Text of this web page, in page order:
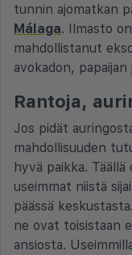
tunnin ajomatkan
Málaga. Ilmasto
mahdollistanut
avokadon,
Rantoja,
Jos pidät
mahdollisuuden
hyvä paikka.
useimmat niistä
päässä
ne ovat toisistaan
ansiosta.